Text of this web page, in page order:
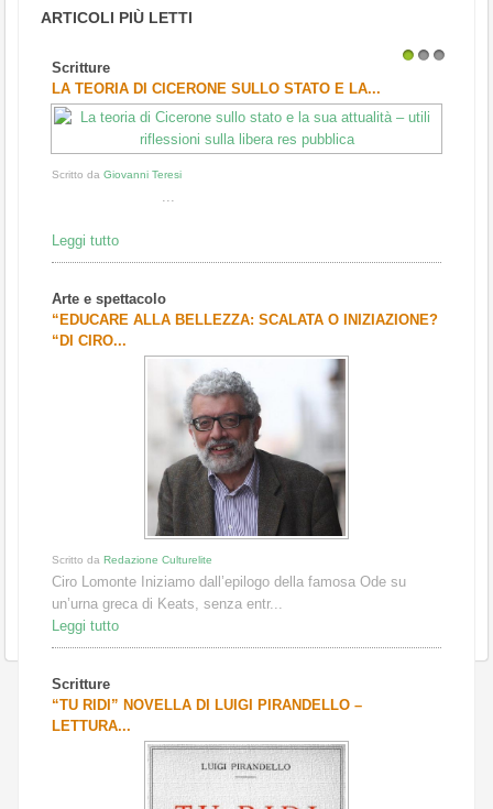
ARTICOLI PIÙ LETTI
Scritture
LA TEORIA DI CICERONE SULLO STATO E LA...
Scritto da Giovanni Teresi
...
Leggi tutto
Arte e spettacolo
“EDUCARE ALLA BELLEZZA: SCALATA O INIZIAZIONE?
“DI CIRO...
Scritto da Redazione Culturelite
Ciro Lomonte Iniziamo dall’epilogo della famosa Ode su
un’urna greca di Keats, senza entr...
Leggi tutto
Scritture
“TU RIDI” NOVELLA DI LUIGI PIRANDELLO –
LETTURA...